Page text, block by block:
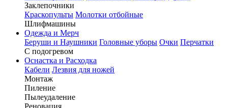
Заклепочники
Краскопульты Молотки отбойные
Шлифмашины
Одежда и Мерч
Беруши и Наушники Головные уборы Очки Перчатки
С подогревом
Оснастка и Расходка
Кабели Лезвия для ножей
Монтаж
Пиление
Пылеудаление
Реновация